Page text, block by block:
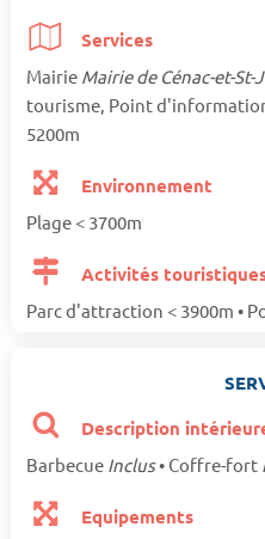
Services
Mairie Mairie de Cénac-et-St-
tourisme, Point
5200m
Environnement
Plage < 3700m
Activités
Parc d'attraction < 3900m •
Description
Barbecue Inclus• Coffre-fort
Equipements